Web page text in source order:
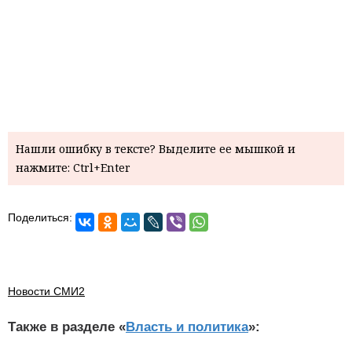
Нашли ошибку в тексте? Выделите ее мышкой и
нажмите: Ctrl+Enter
Поделиться:
Новости СМИ2
Также в разделе «Власть и политика»: